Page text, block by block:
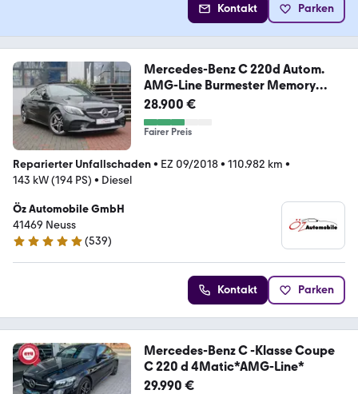
Kontakt Parken
Mercedes-Benz C 220d Autom.
AMG-Line Burmester Memory
Pano 360
28.900 €
Fairer Preis
Reparierter Unfallschaden• EZ 09/2018• 110.982 km •
143 kW (194 PS) • Diesel
Öz Automobile GmbH
41469 Neuss
4.8 Sterne
(539)
Kontakt Parken
Mercedes-Benz C -Klasse Coupe
C 220 d 4Matic*AMG-Line*
29.990 €